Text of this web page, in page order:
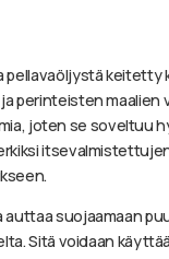
pellavaöljystä keitetty
perinteisten maalien
joten se soveltuu
suojaamaan
Sitä voidaan